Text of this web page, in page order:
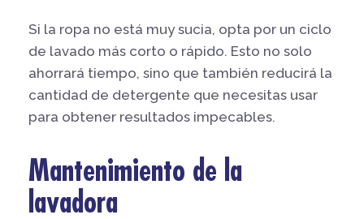
Si la ropa no está muy sucia, opta por un ciclo
de lavado más corto o rápido. Esto no solo
ahorrará tiempo, sino que también reducirá la
cantidad de detergente que necesitas usar
para obtener resultados impecables.
Mantenimiento de la
lavadora